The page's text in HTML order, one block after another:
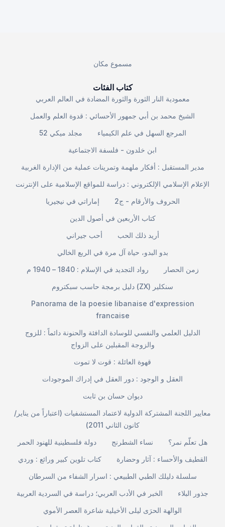
مسموع مكان
كتاب الفئات
معمودية النار الثورة والثورة المضادة في العالم العربي
الشيخ محمد بن أبي جمهور الأحسائي : قدوة العلم والعمل
مجلد ميكي 52
المرجع السهل في علم الكيمياء
ابن خلدون - فلسفة الاجتماعية
مدير المستقبل : أفكار ملهمة وتمرينات عملية من الإدارة الغربية
الإعلام الإسلامي الإلكتروني : دراسة للمواقع الإسلامية على الإنترنت
إماراتي في نيجيريا
الحروف والأرقام - ج2
كتاب الأربعين في أصول الدين
أحب جيراني
أريد ذلك الحب
بدو البدو، حياة آل مرة في الربع الخالي
رواد التجديد في الإسلام : 1840 – 1940 م
زمن الحصار
دليل برمجة حاسب سبكتروم (ZX) سنكلير
Panorama de la poesie libanaise d'expression
francaise
الدليل العلمي والنفسي للوسادة الدافئة والحنونة دائماً : للزوج
والزوجة المقبلين على الزواج
قهوة العائلة : قوت لا تموت
العقل و الوجود : دور العقل في إدراك الموجودات
ديوان حسان بن ثابت
معايير اللجنة المشتركة الدولية لاعتماد المستشفيات (اعتباراً من يناير/
كانون الثاني 2011)
دولة فلسطينية للهنود الحمر
نساء الشطرنج
هل تعلّم نمر؟
كتاب تلوين كبير ورائع : وردي
القطيف والأحساء : آثار وحضارة
سلسلة دليلك الطبي الطبيعي : اسرار الشفاء من السرطان
الخبر في الأدب العربي؛ دراسة في السردية العربية
جذور البلاء
الوالهة الحرَى ليلى الأخيلية شاعرة العصر الأموي